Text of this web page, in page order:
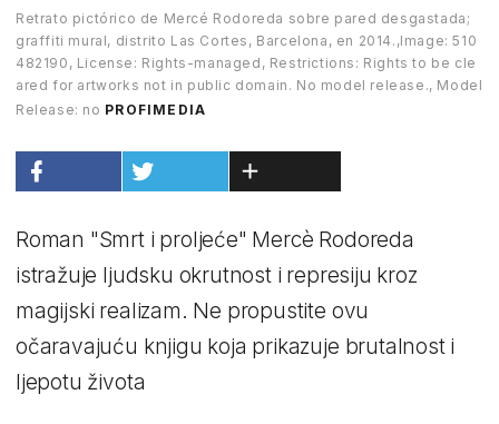
Retrato pictórico de Mercé Rodoreda sobre pared desgastada;
graffiti mural, distrito Las Cortes, Barcelona, en 2014.,Image: 510
482190, License: Rights-managed, Restrictions: Rights to be cle
ared for artworks not in public domain. No model release., Model
Release: no PROFIMEDIA
Roman "Smrt i proljeće" Mercè Rodoreda
istražuje ljudsku okrutnost i represiju kroz
magijski realizam. Ne propustite ovu
očaravajuću knjigu koja prikazuje brutalnost i
ljepotu života